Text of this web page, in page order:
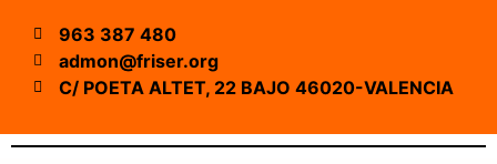
963 387 480
admon@friser.org
C/ POETA ALTET, 22 BAJO 46020-VALENCIA